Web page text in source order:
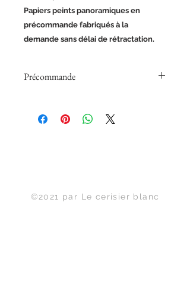
Papiers peints panoramiques en
précommande fabriqués à la
demande sans délai de rétractation.
Précommande
demande sans délai de rétractation.
©2021 par Le cerisier blanc